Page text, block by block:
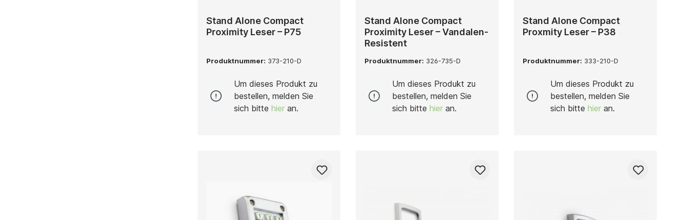
Stand Alone Compact
Proximity Leser – P75
Produktnummer: 373-210-D
Um dieses Produkt zu
bestellen, melden Sie
sich bitte hier an.
Stand Alone Compact
Proximity Leser – Vandalen-
Resistent
Produktnummer: 326-735-D
Um dieses Produkt zu
bestellen, melden Sie
sich bitte hieran.
Stand Alone Compact
Proxmity Leser – P38
Produktnummer: 333-210-D
Um dieses Produkt zu
bestellen, melden Sie
sich bitte hieran.